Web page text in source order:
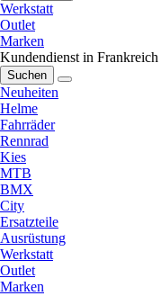
Werkstatt
Outlet
Marken
Kundendienst in Frankreich
Suchen
Neuheiten
Helme
Fahrräder
Rennrad
Kies
MTB
BMX
City
Ersatzteile
Ausrüstung
Werkstatt
Outlet
Marken